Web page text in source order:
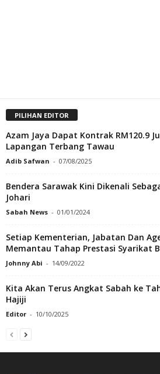
PILIHAN EDITOR
Azam Jaya Dapat Kontrak RM120.9
Lapangan Terbang Tawau
Adib Safwan - 07/08/2025
Bendera Sarawak Kini Dikenali
Johari
Sabah News - 01/01/2024
Setiap Kementerian, Jabatan Dan
Memantau Tahap Prestasi Syarikat
Johnny Abi - 14/09/2022
Kita Akan Terus Angkat Sabah ke
Hajiji
Editor - 10/10/2025